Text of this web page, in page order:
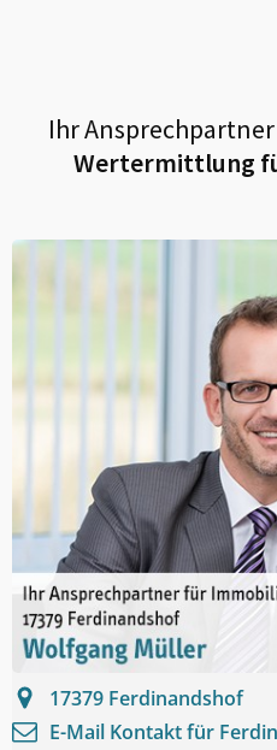
Ihr
Wertermittlung
17379 Ferdinandshof
E-Mail Kontakt für